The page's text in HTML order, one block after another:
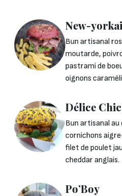
New-
Bun artisanal
moutarde,
pastrami de
oignons
Délice
Bun artisanal
cornichons
filet de poulet
cheddar anglais.
Po’Boy